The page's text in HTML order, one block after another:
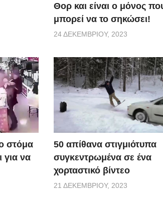
Θορ και είναι ο μόνος
μπορεί να το σηκώσει!
24 ΔΕΚΕΜΒΡΊΟΥ, 2023
στόμα
για να
50 απίθανα στιγμιότυπα
συγκεντρωμένα σε ένα
χορταστικό βίντεο
21 ΔΕΚΕΜΒΡΊΟΥ, 2023